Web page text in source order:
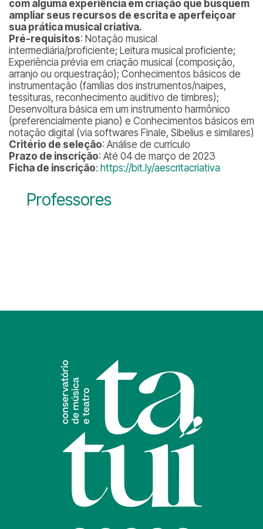
com alguma experiência em criação que busquem
ampliar seus recursos de escrita e aperfeiçoar
sua prática musical criativa.
Pré-requisitos: Notação musical
intermediária/proficiente; Leitura musical proficiente;
Experiência prévia em criação musical (composição,
arranjo ou orquestração); Conhecimentos básicos de
instrumentação (famílias dos instrumentos/naipes,
tessituras, reconhecimento auditivo de timbres);
Desenvoltura básica em um instrumento harmônico
(preferencialmente piano) e Conhecimentos básicos em
notação digital (via softwares Finale, Sibelius e similares)
Critério de seleção: Análise de currículo
Prazo de inscrição: Até 04 de março de 2023
Ficha de inscrição: https://bit.ly/aescritacriativa
Professores